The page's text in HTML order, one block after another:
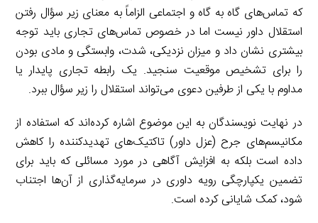
که تماس‌های گاه به گاه و اجتماعی الزاماً به معنای زیر سؤال رفتن
استقلال داور نیست اما در خصوص تماس‌های تجاری باید توجه
بیشتری نشان داد و میزان نزدیکی، شدت، وابستگی و مادی بودن
را برای تشخیص موقعیت سنجید. یک رابطه تجاری پایدار یا
مداوم با یکی از طرفین دعوی می‌تواند استقلال را زیر سؤال ببرد.
در نهایت نویسندگان به این موضوع اشاره کرده‌اند که استفاده از
مکانیسم‌های جرح (عزل داور) تاکتیک‌های تهدیدکننده را کاهش
داده است بلکه به افزایش آگاهی در مورد مسائلی که باید برای
تضمین یکپارچگی رویه داوری در سرمایه‌گذاری از آن‌ها اجتناب
شود، کمک شایانی کرده است.